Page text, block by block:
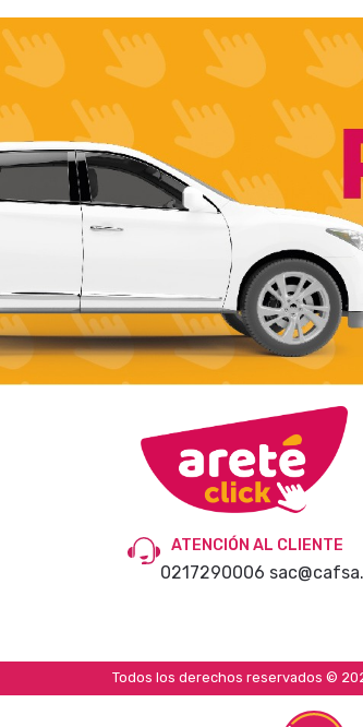
ATENCIÓN AL CLIENTE
0217290006
Todos los derechos reservados ©